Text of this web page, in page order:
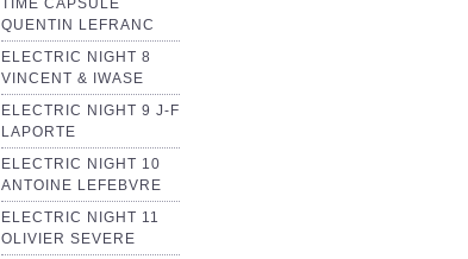
TIME CAPSULE
QUENTIN LEFRANC
ELECTRIC NIGHT 8
VINCENT & IWASE
ELECTRIC NIGHT 9 J-F
LAPORTE
ELECTRIC NIGHT 10
ANTOINE LEFEBVRE
ELECTRIC NIGHT 11
OLIVIER SEVERE